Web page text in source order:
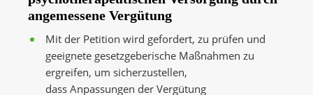
angemessene Vergütung
Mit der Petition wird gefordert, zu prüfen und
geeignete gesetzgeberische Maßnahmen zu
ergreifen, um sicherzustellen,
dass Anpassungen der Vergütung